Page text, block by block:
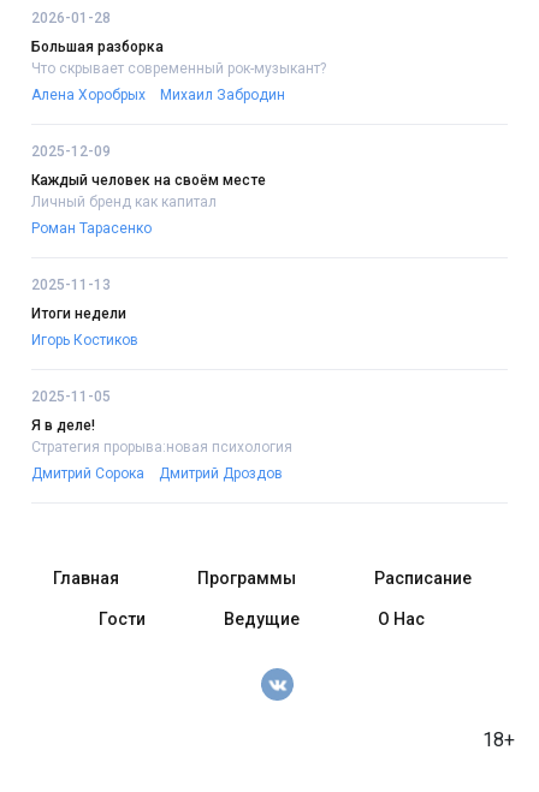
2026-01-28
Большая разборка
Что скрывает современный рок-музыкант?
Алена Хоробрых
Михаил Забродин
2025-12-09
Каждый человек на своём месте
Личный бренд как капитал
Роман Тарасенко
2025-11-13
Итоги недели
Игорь Костиков
2025-11-05
Я в деле!
Стратегия прорыва:новая психология
Дмитрий Сорока
Дмитрий Дроздов
18+
Главная Программы Расписание
Гости Ведущие О Нас